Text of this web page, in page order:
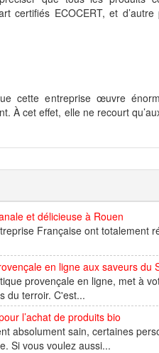
certifiés ECOCERT, et
cette entreprise œuvre
À cet effet, elle ne recourt
et délicieuse à Rouen
Française ont totalement
en ligne aux saveurs du
provençale en ligne, met à
du terroir. C'est...
l’achat de produits bio
absolument sain, certaines
Si vous voulez aussi...